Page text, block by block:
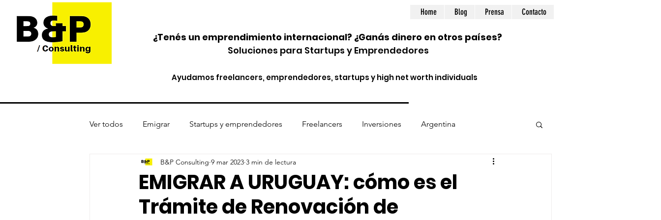
¿Tenés un emprendimiento internacional? ¿Ganás dinero en otros países?
Soluciones para Startups y Emprendedores
Ayudamos freelancers, emprendedores, startups y high net worth individuals
Home Blog Prensa Contacto
Ver todos Emigrar Startups y emprendedores Freelancers Inversiones Argentina
Protección de activos Criptomonedas Entidades financieras Prepping
EMIGRAR A URUGUAY: cómo es el
Trámite de Renovación de
B&P Consulting 9 mar 2023 3 min de lectura